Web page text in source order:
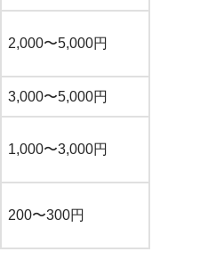
2,000〜5,000円
3,000〜5,000円
1,000〜3,000円
200〜300円